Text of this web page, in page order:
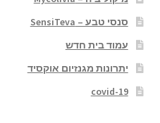
סנסי טבע – SensiTeva
עמוד בית חדש
יתרונות מגנזיום אוקסיד
covid-19